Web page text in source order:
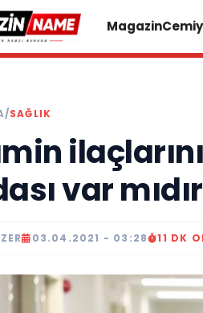
Magazin
/SAĞLIK
var
03.04.2021 - 03:28 11 DK